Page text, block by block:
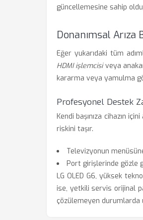
güncellemesine sahip
Donanımsal
Eğer yukarıdaki tüm
HDMI işlemcisiveya
kararma veya yamulma
Profesyonel Destek
Kendi başınıza cihazın
riskini taşır.
Televizyonun
Port girişlerinde gözle
LG OLED G6, yüksek
ise, yetkili servis orijinal
çözülemeyen durumlarda